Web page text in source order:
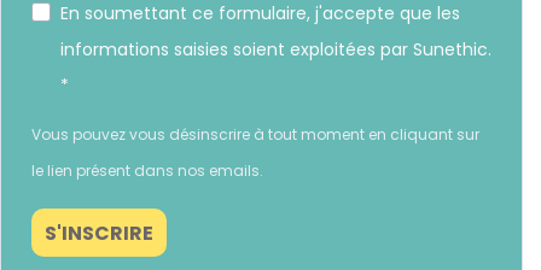
En soumettant ce formulaire, j'accepte que les
informations saisies soient exploitées par Sunethic.
*
Vous pouvez vous désinscrire à tout moment en cliquant sur
le lien présent dans nos emails.
S'INSCRIRE